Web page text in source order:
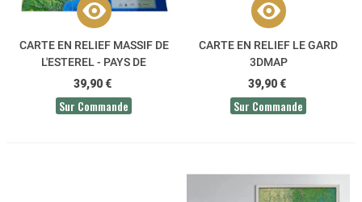
CARTE EN RELIEF MASSIF DE
L'ESTEREL - PAYS DE
FAYENCE 3DMAP
39,90 €
Sur Commande
CARTE EN RELIEF LE GARD
3DMAP
39,90 €
Sur Commande